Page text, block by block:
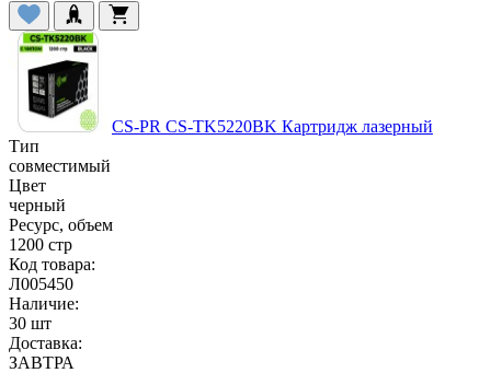
CS-PR CS-TK5220BK Картридж лазерный
Тип
совместимый
Цвет
черный
Ресурс, объем
1200 стр
Код товара:
Л005450
Наличие:
30 шт
Доставка:
ЗАВТРА